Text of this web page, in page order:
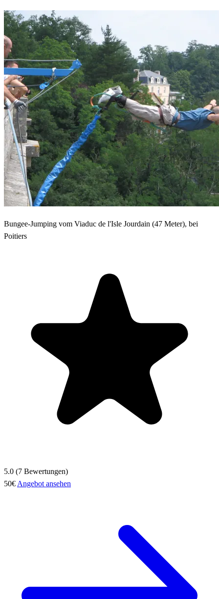
Bungee-Jumping vom Viaduc de l'Isle Jourdain (47 Meter), bei
Poitiers
5.0 (7 Bewertungen)
50€ Angebot ansehen